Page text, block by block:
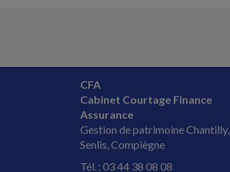
CFA
Cabinet Courtage Finance
Assurance
Gestion de patrimoine Chantilly,
Senlis, Compiègne
Tél. : 03 44 38 08 08